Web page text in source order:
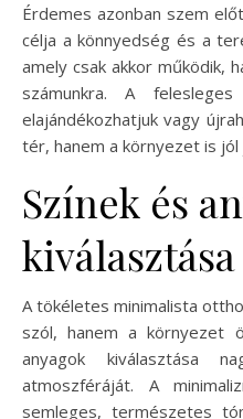
Érdemes azonban szem
célja a könnyedség és a
amely csak akkor működik,
számunkra. A felesleges
elajándékozhatjuk vagy
tér, hanem a környezet is jól
Színek és
kiválasztása
A tökéletes minimalista
szól, hanem a környezet
anyagok kiválasztása
atmoszféráját. A
semleges, természetes